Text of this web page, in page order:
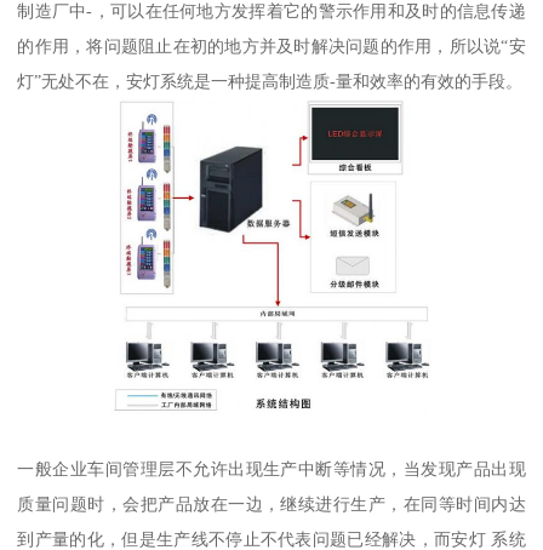
制造厂中-，可以在任何地方发挥着它的警示作用和及时的信息传递
的作用，将问题阻止在初的地方并及时解决问题的作用，所以说“安
灯”无处不在，安灯系统是一种提高制造质-量和效率的有效的手段。
一般企业车间管理层不允许出现生产中断等情况，当发现产品出现
质量问题时，会把产品放在一边，继续进行生产，在同等时间内达
到产量的化，但是生产线不停止不代表问题已经解决，而安灯 系统